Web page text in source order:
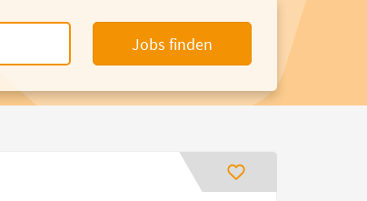
Jobs finden